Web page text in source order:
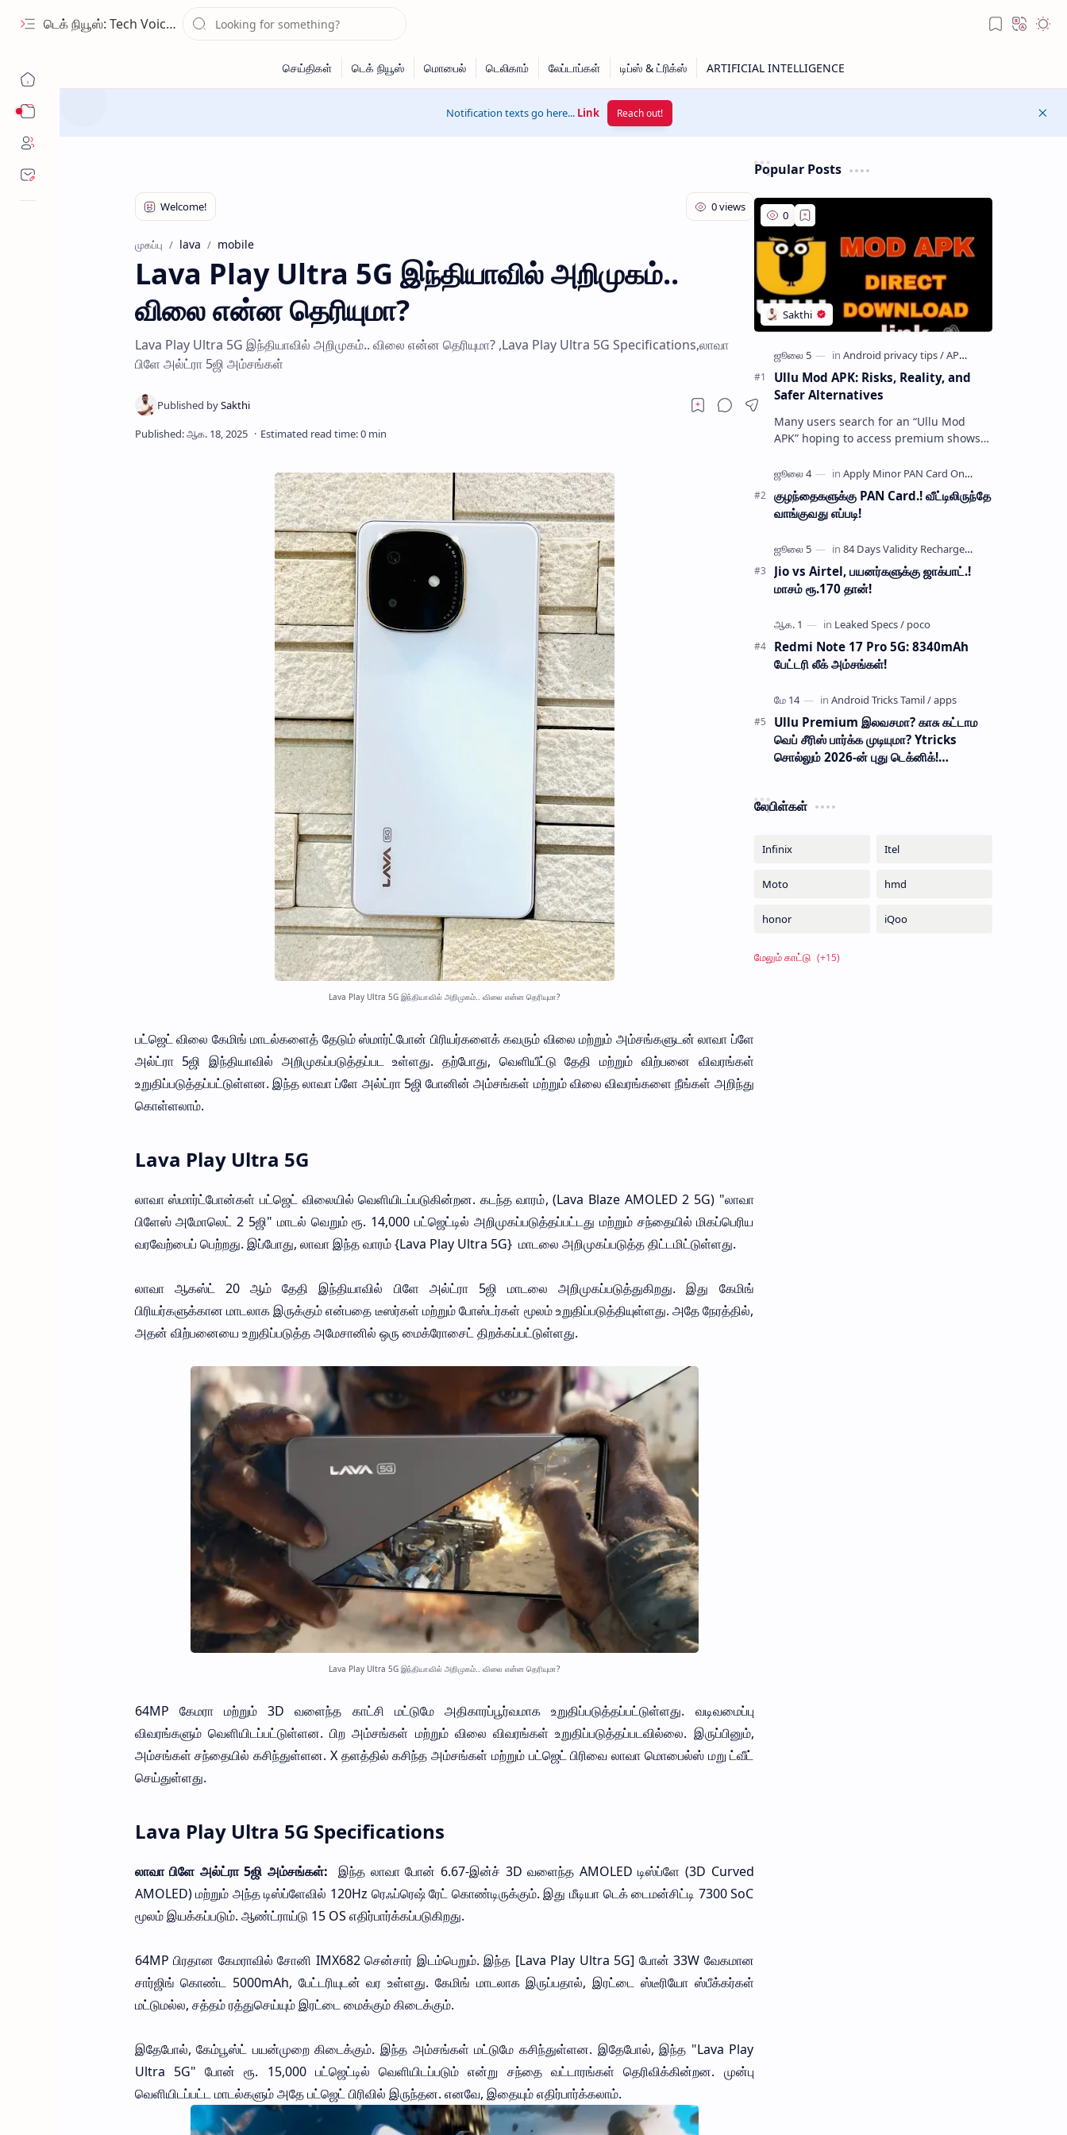
டெக் நியூஸ்: Tech Voice Tamil - தமிழ் டெக் & 2026 AI செய்திகள்.
Notification texts go here... Link Reach out!
முகப்பு lava mobile
Lava Play Ultra 5G இந்தியாவில் அறிமுகம்..
விலை என்ன தெரியுமா?
Lava Play Ultra 5G இந்தியாவில் அறிமுகம்.. விலை என்ன தெரியுமா? ,Lava Play Ultra 5G Specifications,லாவா
பிளே அல்ட்ரா 5ஜி அம்சங்கள்
Lava Play Ultra 5G இந்தியாவில் அறிமுகம்.. விலை என்ன தெரியுமா?
பட்ஜெட் விலை கேமிங் மாடல்களைத் தேடும் ஸ்மார்ட்போன் பிரியர்களைக் கவரும் விலை மற்றும் அம்சங்களுடன் லாவா ப்ளே
அல்ட்ரா 5ஜி இந்தியாவில் அறிமுகப்படுத்தப்பட உள்ளது. தற்போது, வெளியீட்டு தேதி மற்றும் விற்பனை விவரங்கள்
உறுதிப்படுத்தப்பட்டுள்ளன. இந்த லாவா ப்ளே அல்ட்ரா 5ஜி போனின் அம்சங்கள் மற்றும் விலை விவரங்களை நீங்கள் அறிந்து
கொள்ளலாம்.
Lava Play Ultra 5G
லாவா ஸ்மார்ட்போன்கள் பட்ஜெட் விலையில் வெளியிடப்படுகின்றன. கடந்த வாரம், (Lava Blaze AMOLED 2 5G) "லாவா
பிளேஸ் அமோலெட் 2 5ஜி" மாடல் வெறும் ரூ. 14,000 பட்ஜெட்டில் அறிமுகப்படுத்தப்பட்டது மற்றும் சந்தையில் மிகப்பெரிய
வரவேற்பைப் பெற்றது. இப்போது, லாவா இந்த வாரம் {Lava Play Ultra 5G} மாடலை அறிமுகப்படுத்த திட்டமிட்டுள்ளது.
லாவா ஆகஸ்ட் 20 ஆம் தேதி இந்தியாவில் பிளே அல்ட்ரா 5ஜி மாடலை அறிமுகப்படுத்துகிறது. இது கேமிங்
பிரியர்களுக்கான மாடலாக இருக்கும் என்பதை டீஸர்கள் மற்றும் போஸ்டர்கள் மூலம் உறுதிப்படுத்தியுள்ளது. அதே நேரத்தில்,
அதன் விற்பனையை உறுதிப்படுத்த அமேசானில் ஒரு மைக்ரோசைட் திறக்கப்பட்டுள்ளது.
Lava Play Ultra 5G இந்தியாவில் அறிமுகம்.. விலை என்ன தெரியுமா?
64MP கேமரா மற்றும் 3D வளைந்த காட்சி மட்டுமே அதிகாரப்பூர்வமாக உறுதிப்படுத்தப்பட்டுள்ளது. வடிவமைப்பு
விவரங்களும் வெளியிடப்பட்டுள்ளன. பிற அம்சங்கள் மற்றும் விலை விவரங்கள் உறுதிப்படுத்தப்படவில்லை. இருப்பினும்,
அம்சங்கள் சந்தையில் கசிந்துள்ளன. X தளத்தில் கசிந்த அம்சங்கள் மற்றும் பட்ஜெட் பிரிவை லாவா மொபைல்ஸ் மறு ட்வீட்
செய்துள்ளது.
Lava Play Ultra 5G Specifications
லாவா பிளே அல்ட்ரா 5ஜி அம்சங்கள்:
இந்த லாவா போன் 6.67-இன்ச் 3D வளைந்த AMOLED டிஸ்ப்ளே (3D Curved
AMOLED) மற்றும் அந்த டிஸ்ப்ளேவில் 120Hz ரெஃப்ரெஷ் ரேட் கொண்டிருக்கும். இது மீடியா டெக் டைமன்சிட்டி 7300 SoC
மூலம் இயக்கப்படும். ஆண்ட்ராய்டு 15 OS எதிர்பார்க்கப்படுகிறது.
64MP பிரதான கேமராவில் சோனி IMX682 சென்சார் இடம்பெறும். இந்த [Lava Play Ultra 5G] போன் 33W வேகமான
சார்ஜிங் கொண்ட 5000mAh, பேட்டரியுடன் வர உள்ளது. கேமிங் மாடலாக இருப்பதால், இரட்டை ஸ்டீரியோ ஸ்பீக்கர்கள்
மட்டுமல்ல, சத்தம் ரத்துசெய்யும் இரட்டை மைக்கும் கிடைக்கும்.
இதேபோல், கேம்பூஸ்ட் பயன்முறை கிடைக்கும். இந்த அம்சங்கள் மட்டுமே கசிந்துள்ளன. இதேபோல், இந்த "Lava Play
Ultra 5G" போன் ரூ. 15,000 பட்ஜெட்டில் வெளியிடப்படும் என்று சந்தை வட்டாரங்கள் தெரிவிக்கின்றன. முன்பு
வெளியிடப்பட்ட மாடல்களும் அதே பட்ஜெட் பிரிவில் இருந்தன. எனவே, இதையும் எதிர்பார்க்கலாம்.
Popular Posts
Ullu Mod APK: Risks, Reality, and
Safer Alternatives
Many users search for an “Ullu Mod
APK” hoping to access premium shows
modified application files are often …
குழந்தைகளுக்கு PAN Card.! வீட்டிலிருந்தே
வாங்குவது எப்படி!
Jio vs Airtel, பயனர்களுக்கு ஜாக்பாட்.!
மாசம் ரூ.170 தான்!
Redmi Note 17 Pro 5G: 8340mAh
பேட்டரி லீக் அம்சங்கள்!
Ullu Premium இலவசமா? காசு கட்டாம
வெப் சீரிஸ் பார்க்க முடியுமா? Ytricks
சொல்லும் 2026-ன் புது டெக்னிக்!
லேபிள்கள்